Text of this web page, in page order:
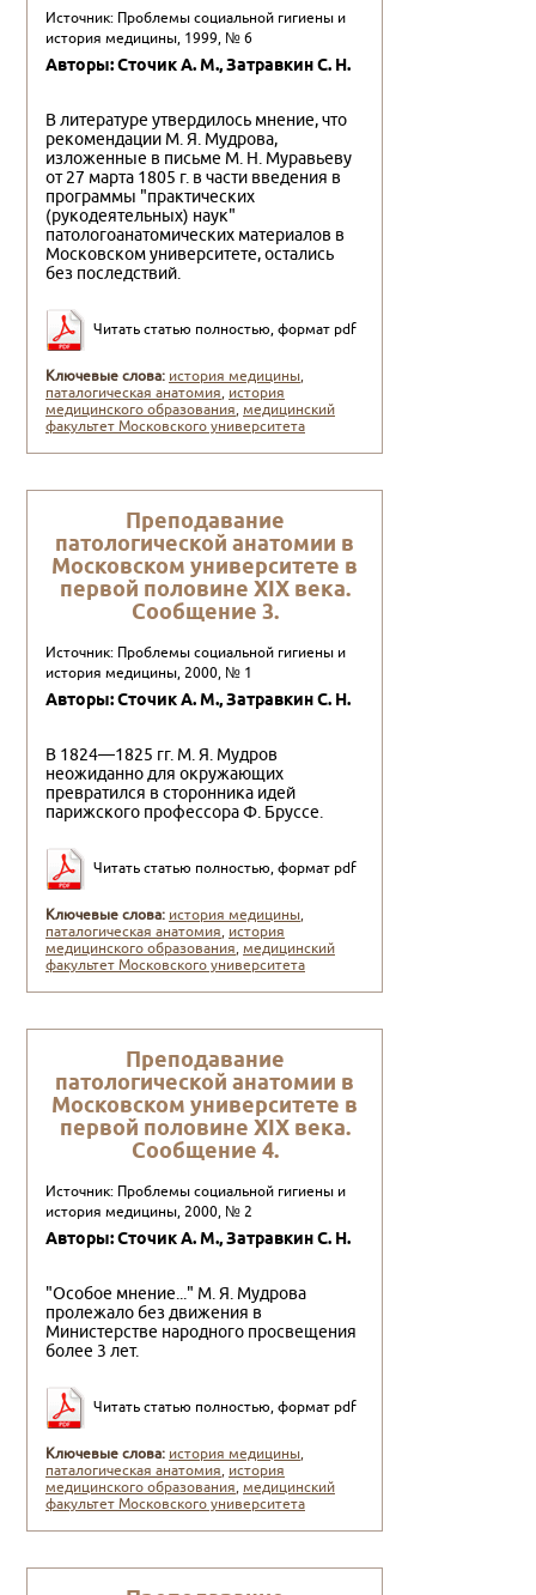
Источник: Проблемы социальной гигиены и
история медицины, 1999, № 6
Авторы: Сточик А. М., Затpавкин С. Н.
В литературе утвердилось мнение, что
рекомендации М. Я. Мудрова,
изложенные в письме М. Н. Муравьеву
от 27 марта 1805 г. в части введения в
программы "практических
(рукодеятельных) наук"
патологоанатомических материалов в
Московском университете, остались
без последствий.
Читать статью полностью, формат pdf
Ключевые слова: история медицины,
паталогическая анатомия, история
медицинского образования,медицинский
факультет Московского университета
Пpеподавание
патологической анатомии в
Московском унивеpситете в
пеpвой половине XIX века.
Сообщение 3.
Источник: Проблемы социальной гигиены и
история медицины, 2000, № 1
Авторы: Сточик А. М., Затpавкин С. Н.
В 1824—1825 гг. М. Я. Мудров
неожиданно для окружающих
превратился в сторонника идей
парижского профессора Ф. Бруссе.
Читать статью полностью, формат pdf
Ключевые слова: история медицины,
паталогическая анатомия, история
медицинского образования,медицинский
факультет Московского университета
Пpеподавание
патологической анатомии в
Московском унивеpситете в
пеpвой половине XIX века.
Сообщение 4.
Источник: Проблемы социальной гигиены и
история медицины, 2000, № 2
Авторы: Сточик А. М., Затpавкин С. Н.
"Особое мнение..." М. Я. Мудрова
пролежало без движения в
Министерстве народного просвещения
более 3 лет.
Читать статью полностью, формат pdf
Ключевые слова: история медицины,
паталогическая анатомия, история
медицинского образования,медицинский
факультет Московского университета